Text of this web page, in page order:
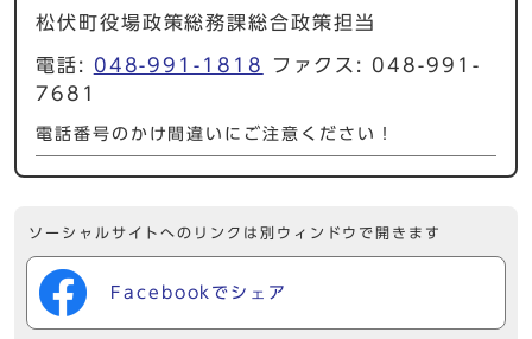
松伏町役場政策総務課総合政策担当
電話: 048-991-1818
ファクス: 048-991-
7681
電話番号のかけ間違いにご注意ください！
ソーシャルサイトへのリンクは別ウィンドウで開きます
Facebookでシェア